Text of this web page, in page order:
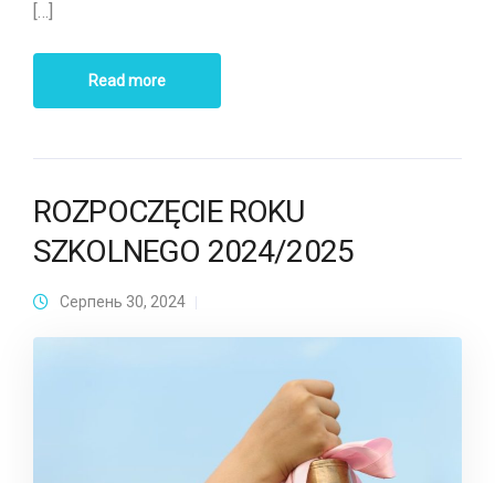
[…]
Read more
ROZPOCZĘCIE ROKU
SZKOLNEGO 2024/2025
Серпень 30, 2024